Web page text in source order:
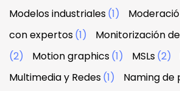
Modelos industriales(1)
con expertos(1)
Monitorización
(2)
Motion graphics(1) MSLs(2)
Multimedia y Redes(1) Naming de